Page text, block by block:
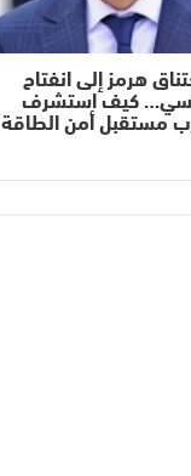
هرمز إلى انفتاح
كيف استشرف
مستقبل أمن الطاقة